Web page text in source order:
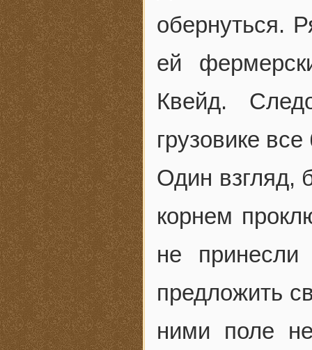
обернуться.
ей
Квейд.
грузовике
Один взгляд,
корнем
не
предложить
ними поле